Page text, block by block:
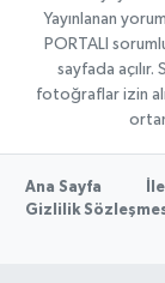
Yayınlanan
PORTALI
sayfada açılır.
fotoğraflar izin
Ana Sayfa
Gizlilik